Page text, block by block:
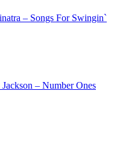
– Songs For Swingin`
– Number Ones